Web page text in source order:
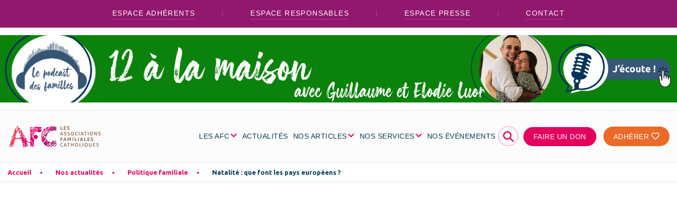
ESPACE ADHÉRENTS ESPACE RESPONSABLES ESPACE PRESSE CONTACT
LES AFC ACTUALITÉS NOS ARTICLES NOS SERVICES NOS ÉVÉNEMENTS ⚲ FAIRE UN DON ADHÉRER
Accueil Nos actualités Politique familiale Natalité : que font les pays européens ?